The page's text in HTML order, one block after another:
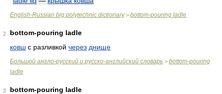
English-Russian big polytechnic dictionary> bottom-pouring ladle
2
bottom-pouring ladle
ковш с разливкой через днище
Большой англо-русский и русско-английский словарь > bottom-pouring
ladle
3
bottom-pouring ladle